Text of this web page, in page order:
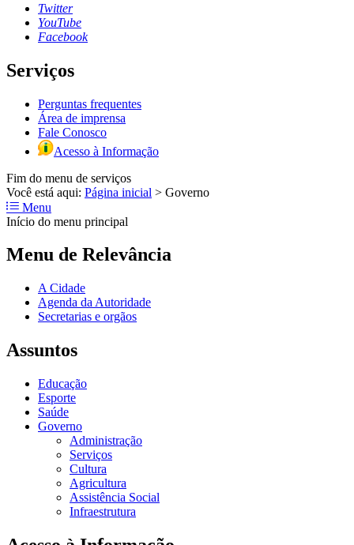
Twitter
YouTube
Facebook
Serviços
Perguntas frequentes
Área de imprensa
Fale Conosco
Acesso à Informação
Fim do menu de serviços
Você está aqui: Página inicial > Governo
Menu
Início do menu principal
Menu de Relevância
A Cidade
Agenda da Autoridade
Secretarias e orgãos
Assuntos
Educação
Esporte
Saúde
Governo
Administração
Serviços
Cultura
Agricultura
Assistência Social
Infraestrutura